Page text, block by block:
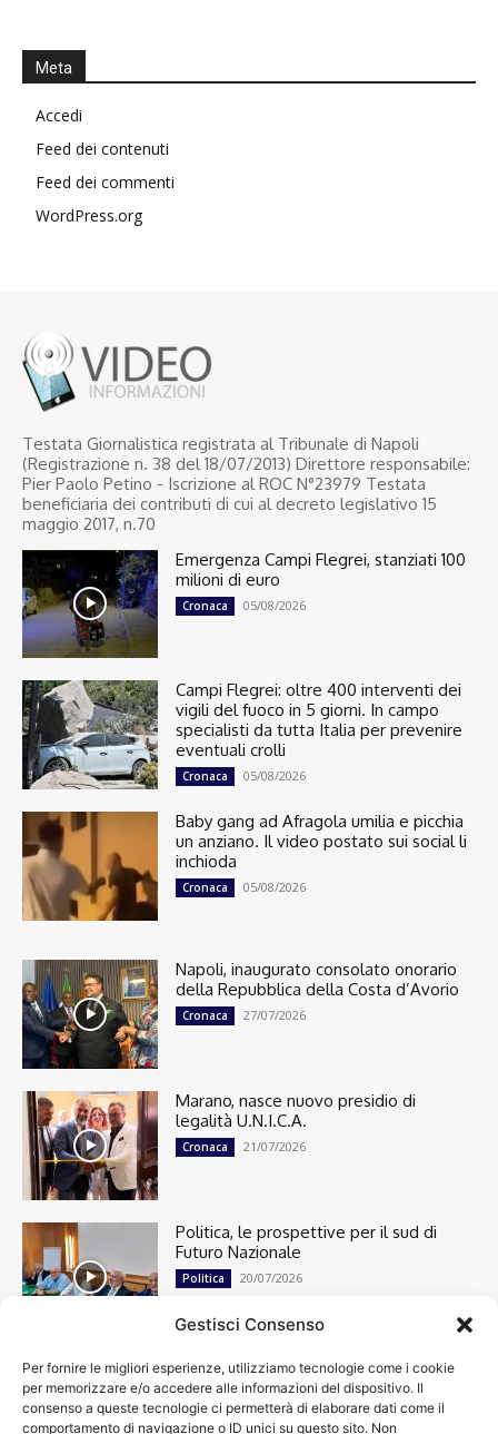
Gestisci Consenso
Per fornire le migliori esperienze, utilizziamo tecnologie come i cookie
per memorizzare e/o accedere alle informazioni del dispositivo. Il
consenso a queste tecnologie ci permetterà di elaborare dati come il
comportamento di navigazione o ID unici su questo sito. Non
Meta
Accedi
Feed dei contenuti
Feed dei commenti
WordPress.org
Testata Giornalistica registrata al Tribunale di Napoli
(Registrazione n. 38 del 18/07/2013) Direttore responsabile:
Pier Paolo Petino - Iscrizione al ROC N°23979 Testata
beneficiaria dei contributi di cui al decreto legislativo 15
maggio 2017, n.70
Emergenza Campi Flegrei, stanziati 100
milioni di euro
Cronaca 05/08/2026
Campi Flegrei: oltre 400 interventi dei
vigili del fuoco in 5 giorni. In campo
specialisti da tutta Italia per prevenire
eventuali crolli
Cronaca 05/08/2026
Baby gang ad Afragola umilia e picchia
un anziano. Il video postato sui social li
inchioda
Cronaca 05/08/2026
Napoli, inaugurato consolato onorario
della Repubblica della Costa d’Avorio
Cronaca 27/07/2026
Marano, nasce nuovo presidio di
legalità U.N.I.C.A.
Cronaca 21/07/2026
Politica, le prospettive per il sud di
Futuro Nazionale
Politica 20/07/2026
Cronaca
13482
Attualità
7296
top